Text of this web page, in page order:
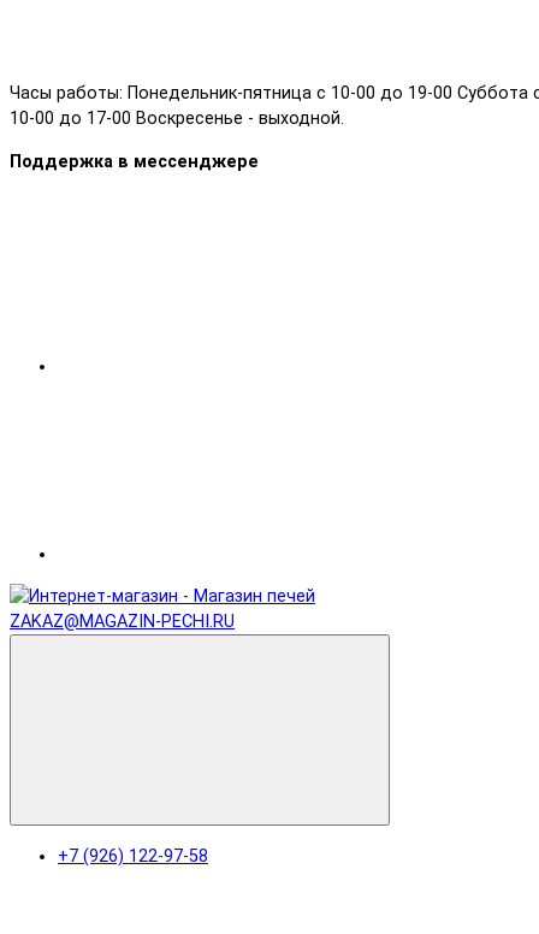
Часы работы: Понедельник-пятница с 10-00 до 19-00 Суббота
10-00 до 17-00 Воскресенье - выходной.
Поддержка в мессенджере
ZAKAZ@MAGAZIN-PECHI.RU
+7 (926) 122-97-58